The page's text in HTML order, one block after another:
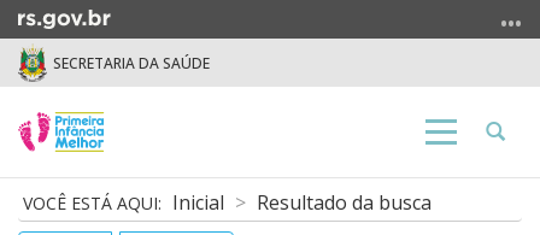
para
para
o
menu
SECRETARIA DA SAÚDE
Alterna
Abrir
Início
do
Inicial Resultado da busca